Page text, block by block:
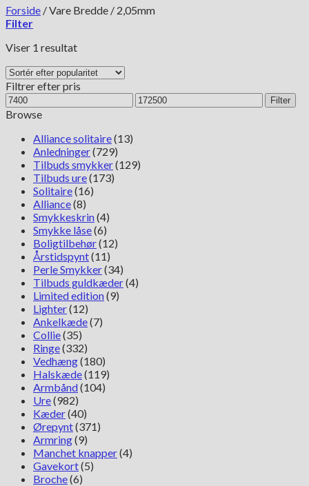
Forside /Vare Bredde / 2,05mm
Filter
Viser 1 resultat
Filtrer efter pris
Mindste
pris
Højeste
pris
Filter
Browse
Alliance solitaire(13)
Anledninger(729)
Tilbuds smykker(129)
Tilbuds ure(173)
Solitaire(16)
Alliance(8)
Smykkeskrin(4)
Smykke låse(6)
Boligtilbehør(12)
Årstidspynt(11)
Perle Smykker(34)
Tilbuds guldkæder(4)
Limited edition(9)
Lighter(12)
Ankelkæde(7)
Collie(35)
Ringe(332)
Vedhæng(180)
Halskæde(119)
Armbånd(104)
Ure(982)
Kæder(40)
Ørepynt(371)
Armring(9)
Manchet knapper(4)
Gavekort(5)
Broche(6)